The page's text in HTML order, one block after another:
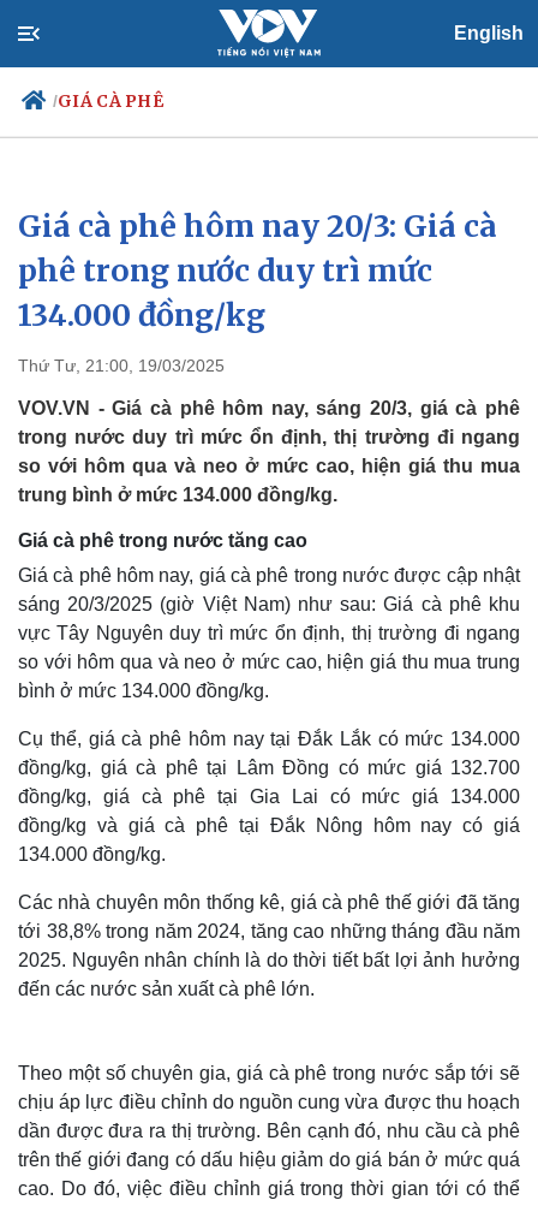
English
/GIÁ CÀ PHÊ
Chính trị
Đảng
Tổ chức nhân sự
Quốc hội
Xã hội
Tin 24h
Dự báo thời tiết
Giá cà phê hôm nay 20/3: Giá cà
phê trong nước duy trì mức
134.000 đồng/kg
Thứ Tư, 21:00, 19/03/2025
VOV.VN - Giá cà phê hôm nay, sáng 20/3, giá cà phê
trong nước duy trì mức ổn định, thị trường đi ngang
so với hôm qua và neo ở mức cao, hiện giá thu mua
trung bình ở mức 134.000 đồng/kg.
Giá cà phê trong nước tăng cao
Giá cà phê hôm nay, giá cà phê trong nước được cập nhật
sáng 20/3/2025 (giờ Việt Nam) như sau: Giá cà phê khu
vực Tây Nguyên duy trì mức ổn định, thị trường đi ngang
so với hôm qua và neo ở mức cao, hiện giá thu mua trung
bình ở mức 134.000 đồng/kg.
Cụ thể, giá cà phê hôm nay tại Đắk Lắk có mức 134.000
đồng/kg, giá cà phê tại Lâm Đồng có mức giá 132.700
đồng/kg, giá cà phê tại Gia Lai có mức giá 134.000
đồng/kg và giá cà phê tại Đắk Nông hôm nay có giá
134.000 đồng/kg.
Các nhà chuyên môn thống kê, giá cà phê thế giới đã tăng
tới 38,8% trong năm 2024, tăng cao những tháng đầu năm
2025. Nguyên nhân chính là do thời tiết bất lợi ảnh hưởng
đến các nước sản xuất cà phê lớn.
Theo một số chuyên gia, giá cà phê trong nước sắp tới sẽ
chịu áp lực điều chỉnh do nguồn cung vừa được thu hoạch
dần được đưa ra thị trường. Bên cạnh đó, nhu cầu cà phê
trên thế giới đang có dấu hiệu giảm do giá bán ở mức quá
cao. Do đó, việc điều chỉnh giá trong thời gian tới có thể